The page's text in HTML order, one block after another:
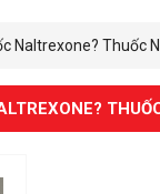
Naltrexone? Thuốc